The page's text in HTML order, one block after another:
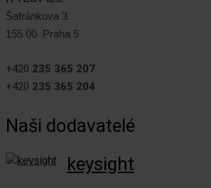
Šafránkova 3
155 00 Praha 5
+420 235 365 207
+420 235 365 204
Naši dodavatelé
keysight